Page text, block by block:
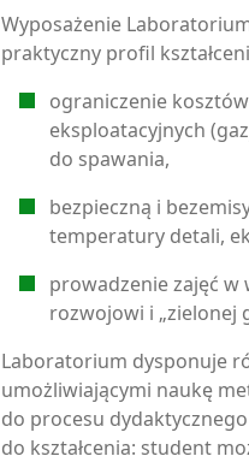
Wyposażenie
praktyczny profil
ograniczenie
eksploatacyjnych
do spawania,
bezpieczną i
temperatury detali,
prowadzenie zajęć
rozwojowi i „zielonej
Laboratorium dysponuje
umożliwiającymi naukę
do procesu
do kształcenia: student